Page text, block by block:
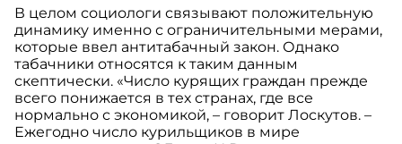
В целом социологи связывают положительную
динамику именно с ограничительными мерами,
которые ввел антитабачный закон. Однако
табачники относятся к таким данным
скептически. «Число курящих граждан прежде
всего понижается в тех странах, где все
нормально с экономикой, – говорит Лоскутов. –
Ежегодно число курильщиков в мире